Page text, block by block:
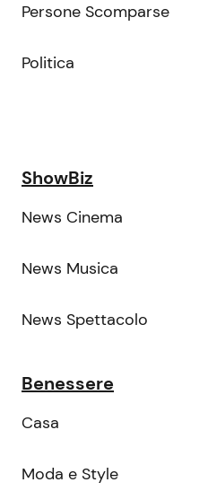
Persone Scomparse
Politica
ShowBiz
News Cinema
News Musica
News Spettacolo
Benessere
Casa
Moda e Style